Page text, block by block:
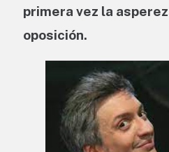
primera vez la
oposición.